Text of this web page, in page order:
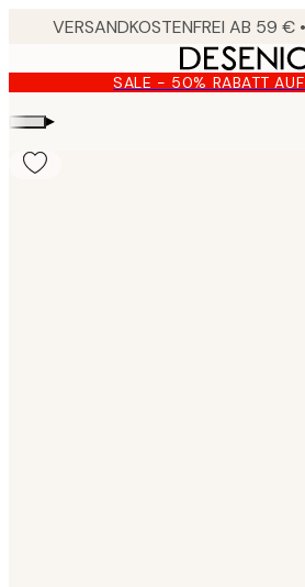
content.
SALE - 50% RABATT
▸